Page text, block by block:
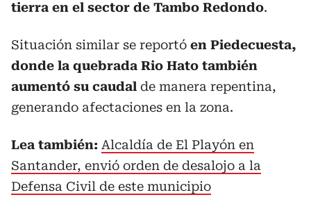
tierra en el sector de Tambo Redondo.
Situación similar se reportó en Piedecuesta,
donde la quebrada Rio Hato también
aumentó su caudal de manera repentina,
generando afectaciones en la zona.
Lea también: Alcaldía de El Playón en
Santander, envió orden de desalojo a la
Defensa Civil de este municipio